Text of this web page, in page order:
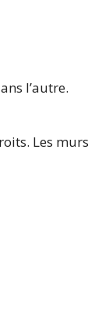
l’autre.
Les